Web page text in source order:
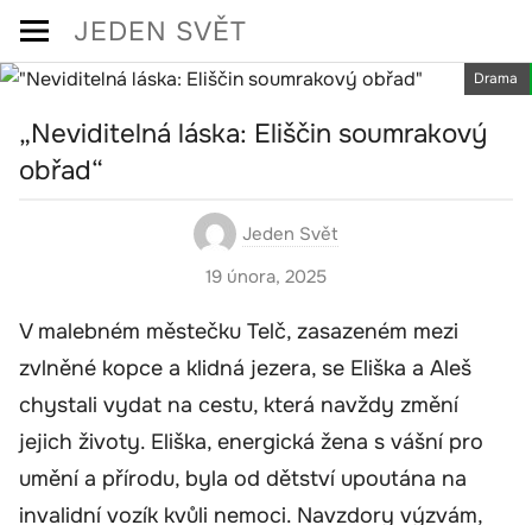
Skip
content
JEDEN SVĚT
Drama
„Neviditelná láska: Eliščin soumrakový
obřad“
Jeden Svět
19 února, 2025
V malebném městečku Telč, zasazeném mezi
zvlněné kopce a klidná jezera, se Eliška a Aleš
chystali vydat na cestu, která navždy změní
jejich životy. Eliška, energická žena s vášní pro
umění a přírodu, byla od dětství upoutána na
invalidní vozík kvůli nemoci. Navzdory výzvám,